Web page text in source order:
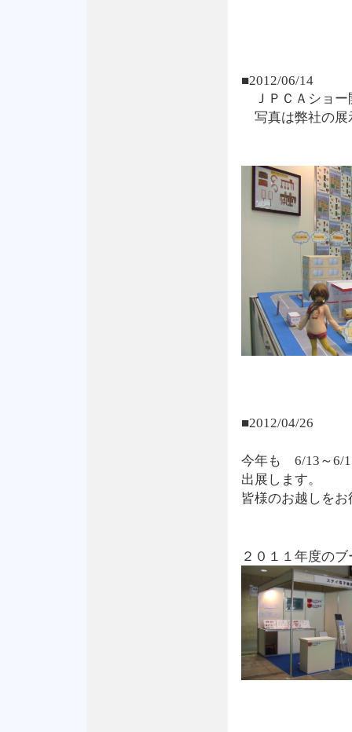
■2012/06/14
ＪＰＣＡショー
写真は弊社の展
■2012/04/26
今年も 6/13～6/
出展します。
皆様のお越しを
２０１１年度のブ